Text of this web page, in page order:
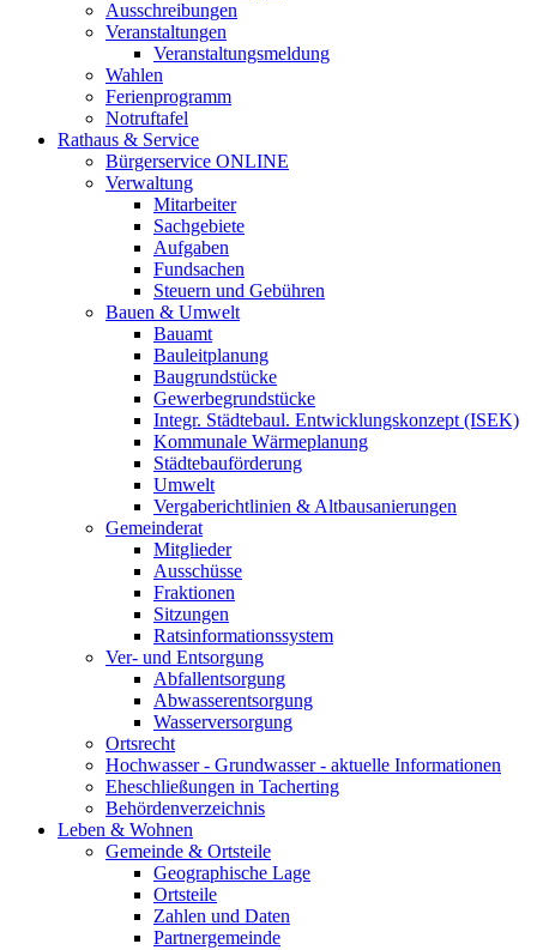
Ausschreibungen
Veranstaltungen
Veranstaltungsmeldung
Wahlen
Ferienprogramm
Notruftafel
Rathaus & Service
Bürgerservice ONLINE
Verwaltung
Mitarbeiter
Sachgebiete
Aufgaben
Fundsachen
Steuern und Gebühren
Bauen & Umwelt
Bauamt
Bauleitplanung
Baugrundstücke
Gewerbegrundstücke
Integr. Städtebaul. Entwicklungskonzept (ISEK)
Kommunale Wärmeplanung
Städtebauförderung
Umwelt
Vergaberichtlinien & Altbausanierungen
Gemeinderat
Mitglieder
Ausschüsse
Fraktionen
Sitzungen
Ratsinformationssystem
Ver- und Entsorgung
Abfallentsorgung
Abwasserentsorgung
Wasserversorgung
Ortsrecht
Hochwasser - Grundwasser - aktuelle Informationen
Eheschließungen in Tacherting
Behördenverzeichnis
Leben & Wohnen
Gemeinde & Ortsteile
Geographische Lage
Ortsteile
Zahlen und Daten
Partnergemeinde